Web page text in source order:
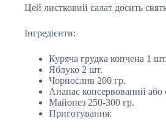
Цей листковий салат досить
Інгредієнти:
Куряча грудка копчена 1 шт.
Яблуко 2 шт.
Чорнослив 200 гр.
Ананас консервований або
Майонез 250-300 гр.
Приготування: